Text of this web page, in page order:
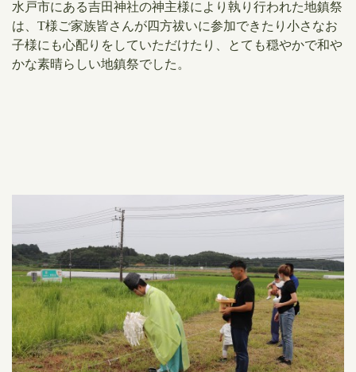
水戸市にある吉田神社の神主様により執り行われた地鎮祭
は、T様ご家族皆さんが四方祓いに参加できたり小さなお
子様にも心配りをしていただけたり、とても穏やかで和や
かな素晴らしい地鎮祭でした。